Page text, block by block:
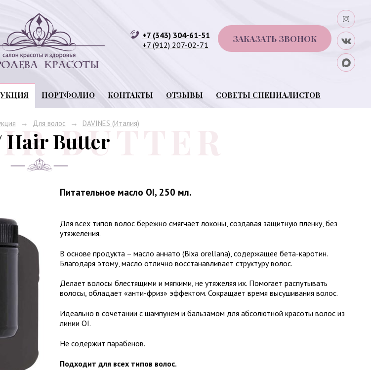
КРАСОТЫ
+7 (343) 304-61-51
+7 (912) 207-02-71
ЗАКАЗАТЬ ЗВОНОК
ПОРТФОЛИО КОНТАКТЫ ОТЗЫВЫ СОВЕТЫ СПЕЦИАЛИСТОВ
→ Для волос → DAVINES (Италия)
Hair Butter
Питательное масло OI, 250 мл.
Для всех типов волос бережно смягчает локоны, создавая защитную пленку, без
утяжеления.
В основе продукта – масло аннато (Bixa orellana), содержащее бета-каротин.
Благодаря этому, масло отлично восстанавливает структуру волос.
Делает волосы блестящими и мягкими, не утяжеляя их. Помогает распутывать
волосы, обладает «анти-фриз» эффектом. Сокращает время высушивания волос.
Идеально в сочетании с шампунем и бальзамом для абсолютной красоты волос из
линии OI.
Не содержит парабенов.
Подходит для всех типов волос.